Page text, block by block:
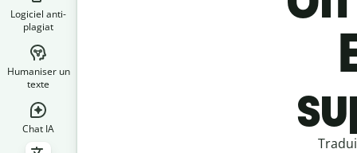
Logiciel anti-
plagiat
Humaniser un
texte
Chat IA